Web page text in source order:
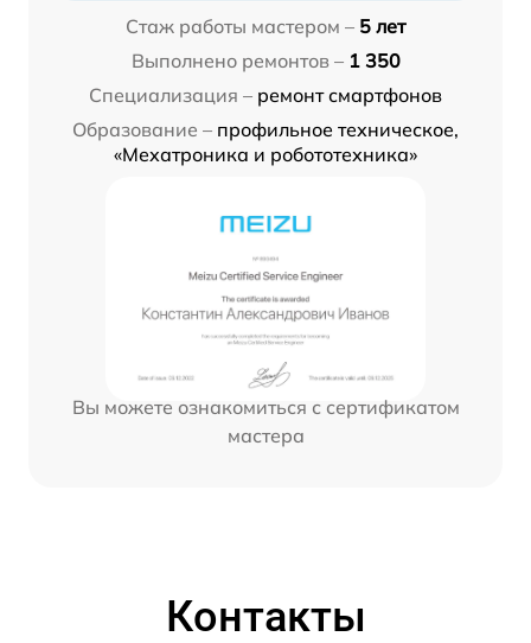
Стаж работы мастером – 5 лет
Выполнено ремонтов – 1 350
Специализация – ремонт смартфонов
Образование – профильное техническое,
«Мехатроника и робототехника»
Вы можете ознакомиться с сертификатом
мастера
Контакты